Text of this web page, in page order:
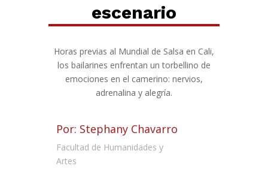
escenario
Horas previas al Mundial de Salsa en Cali,
los bailarines enfrentan un torbellino de
emociones en el camerino: nervios,
adrenalina y alegría.
Por: Stephany Chavarro
Facultad de Humanidades y
Artes